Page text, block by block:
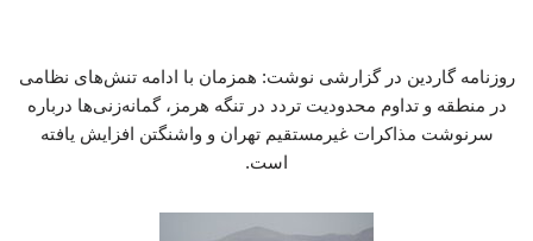
روزنامه گاردین در گزارشی نوشت: همزمان با ادامه تنش‌های نظامی
در منطقه و تداوم محدودیت تردد در تنگه هرمز، گمانه‌زنی‌ها درباره
سرنوشت مذاکرات غیرمستقیم تهران و واشنگتن افزایش یافته
است.